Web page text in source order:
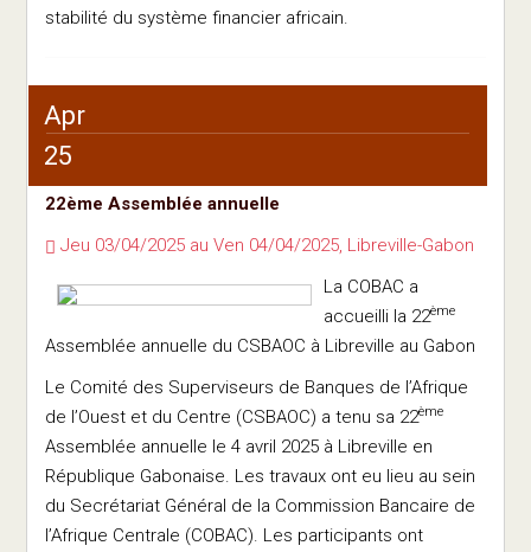
stabilité du système financier africain.
Apr
25
22ème Assemblée annuelle
Jeu 03/04/2025 au Ven 04/04/2025, Libreville-Gabon
La COBAC a
accueilli la 22ème
Assemblée annuelle du CSBAOC à Libreville au Gabon
Le Comité des Superviseurs de Banques de l’Afrique
de l’Ouest et du Centre (CSBAOC) a tenu sa 22ème
Assemblée annuelle le 4 avril 2025 à Libreville en
République Gabonaise. Les travaux ont eu lieu au sein
du Secrétariat Général de la Commission Bancaire de
l’Afrique Centrale (COBAC). Les participants ont